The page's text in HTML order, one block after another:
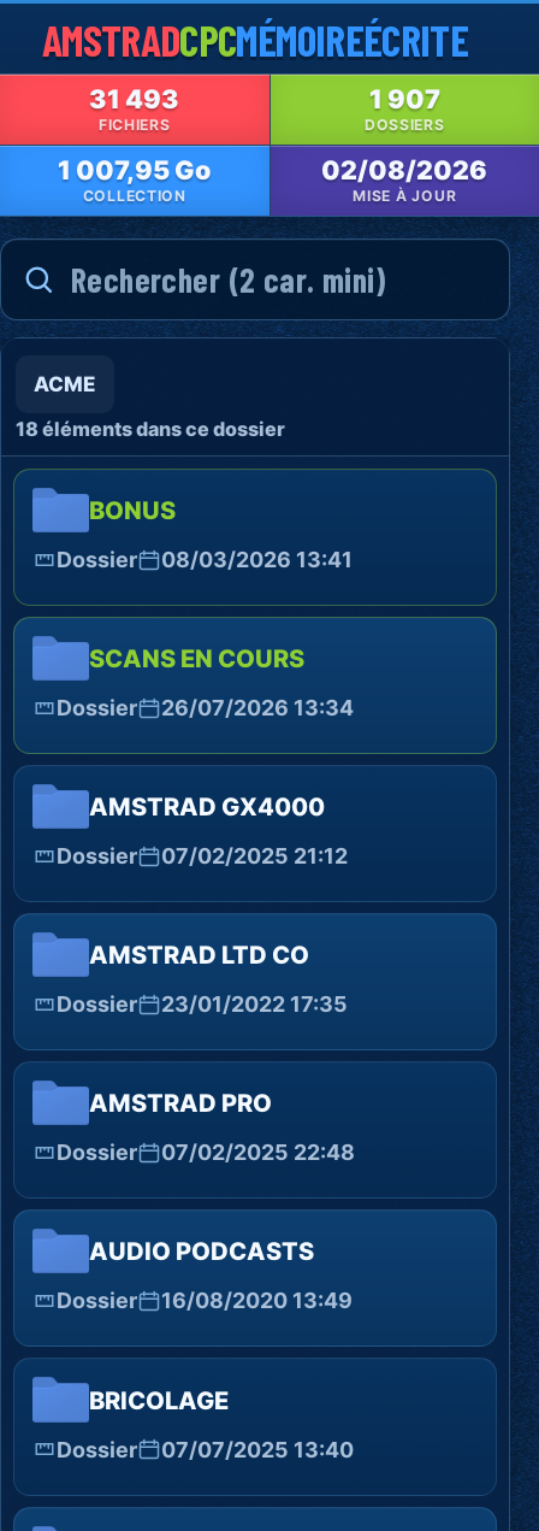
AMSTRADCPCMÉMOIREÉCRITE
31 493
FICHIERS
1 907
DOSSIERS
1 007,95 Go
COLLECTION
02/08/2026
MISE À JOUR
ACME
18 éléments dans ce dossier
BONUS
Dossier 08/03/2026 13:41
SCANS EN COURS
Dossier 26/07/2026 13:34
AMSTRAD GX4000
Dossier 07/02/2025 21:12
AMSTRAD LTD CO
Dossier 23/01/2022 17:35
AMSTRAD PRO
Dossier 07/02/2025 22:48
AUDIO PODCASTS
Dossier 16/08/2020 13:49
BRICOLAGE
Dossier 07/07/2025 13:40